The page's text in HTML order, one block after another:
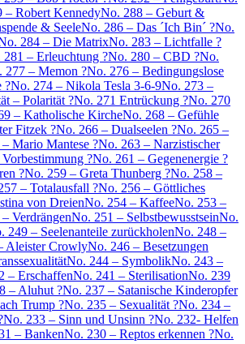
– Robert KennedyNo. 288 – Geburt &
& SeeleNo. 286 – Das ´Ich Bin´ ?No.
284 – Die MatrixNo. 283 – Lichtfalle ?
281 – Erleuchtung ?No. 280 – CBD ?No.
277 – Memon ?No. 276 – Bedingungslose
?No. 274 – Nikola Tesla 3-6-9No. 273 –
– Polarität ?No. 271 Entrückung ?No. 270
– Katholische KircheNo. 268 – Gefühle
Fitzek ?No. 266 – Dualseelen ?No. 265 –
Mario Mantese ?No. 263 – Narzistischer
?No. 261 – Gegenenergie ?
?No. 259 – Greta Thunberg ?No. 258 –
– Totalausfall ?No. 256 – Göttliches
von DreienNo. 254 – KaffeeNo. 253 –
VerdrängenNo. 251 – SelbstbewusstseinNo.
249 – Seelenanteile zurückholenNo. 248 –
Aleister CrowlyNo. 246 – Besetzungen
No. 244 – SymbolikNo. 243 –
– ErschaffenNo. 241 – SterilisationNo. 239
– Aluhut ?No. 237 – Satanische Kinderopfer
Trump ?No. 235 – Sexualität ?No. 234 –
No. 233 – Sinn und Unsinn ?No. 232- Helfen
– BankenNo. 230 – Reptos erkennen ?No.